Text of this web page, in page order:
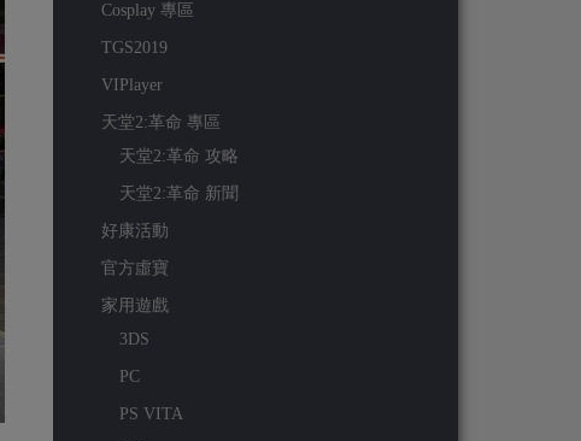
Cosplay 專區
TGS2019
VIPlayer
天堂2:革命 專區
天堂2:革命 攻略
天堂2:革命 新聞
好康活動
官方虛寶
家用遊戲
3DS
PC
PS VITA